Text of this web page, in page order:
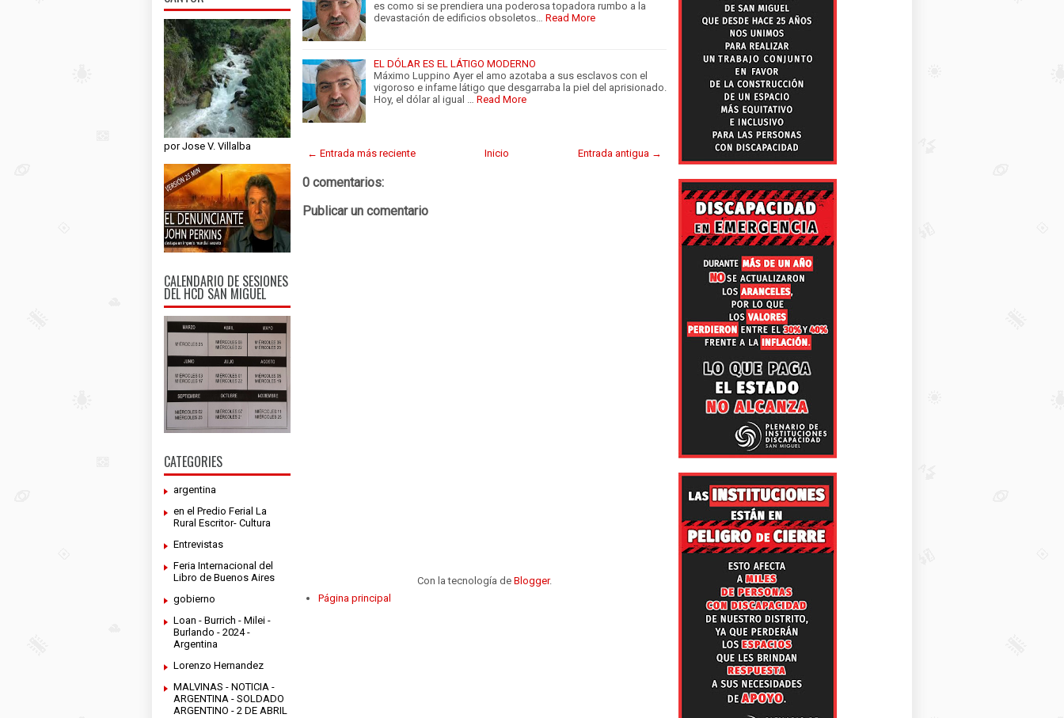
por Jose V. Villalba
CALENDARIO DE SESIONES
DEL HCD SAN MIGUEL
CATEGORIES
argentina
en el Predio Ferial La
Rural Escritor- Cultura
Entrevistas
Feria Internacional del
Libro de Buenos Aires
gobierno
Loan - Burrich - Milei -
Burlando - 2024 -
Argentina
Lorenzo Hernandez
MALVINAS - NOTICIA -
ARGENTINA - SOLDADO
ARGENTINO - 2 DE ABRIL
es como si se prendiera una poderosa topadora rumbo a la
devastación de edificios obsoletos…
Read More
EL DÓLAR ES EL LÁTIGO MODERNO
Máximo Luppino Ayer el amo azotaba a sus esclavos con el
vigoroso e infame látigo que desgarraba la piel del aprisionado.
Hoy, el dólar al igual …
Read More
← Entrada más reciente Entrada antigua →
Inicio
0 comentarios:
Publicar un comentario
Con la tecnología de Blogger.
Página principal